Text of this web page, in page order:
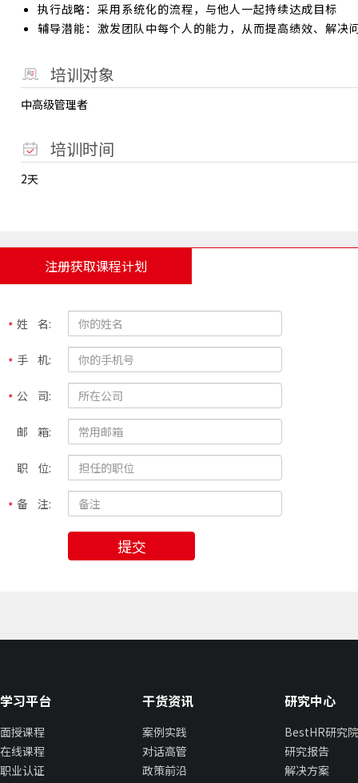
执行战略：采用系统化的流程，与他人一起持续达成目标
辅导潜能：激发团队中每个人的能力，从而提高绩效、解决
培训对象
中高级管理者
培训时间
2天
注册获取课程计划
姓 名:
手 机:
公 司:
邮 箱:
职 位:
备 注:
提交
学习平台
面授课程
在线课程
职业认证
干货资讯
案例实践
对话高管
政策前沿
研究中心
BestHR研究院
研究报告
解决方案